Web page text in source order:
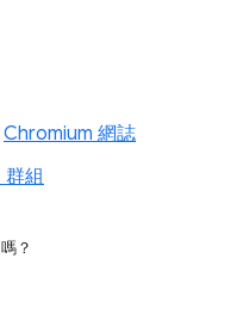
Chromium 網誌
組
？